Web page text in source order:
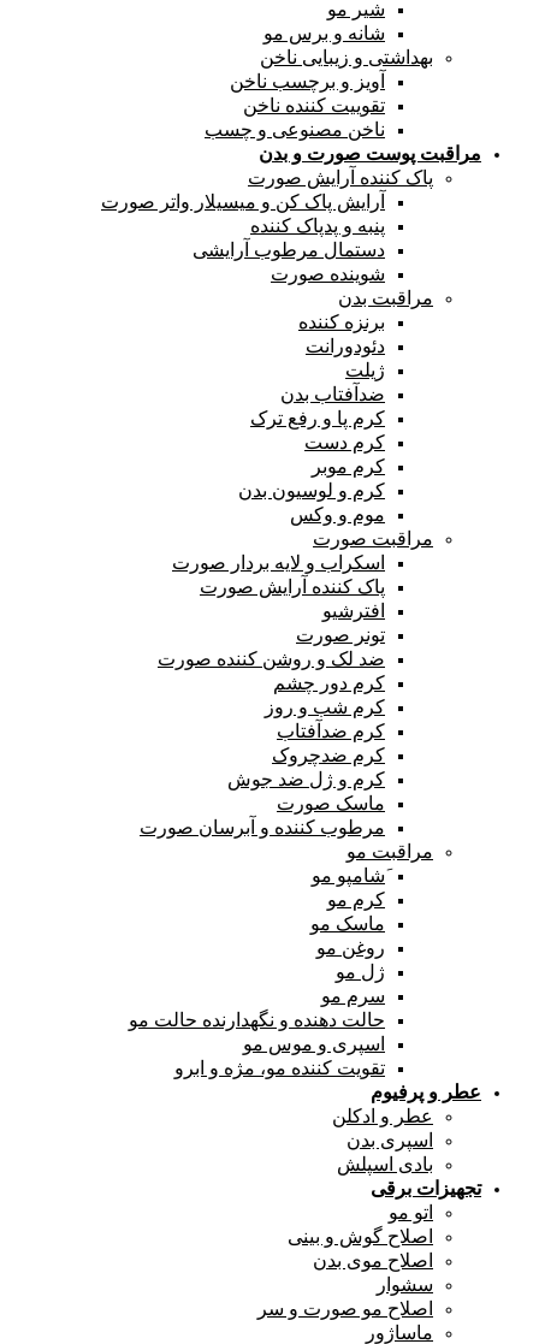
شیر مو
شانه و برس مو
بهداشتی و زیبایی ناخن
آویز و برچسب ناخن
تقوییت کننده ناخن
ناخن مصنوعی و چسب
مراقبت پوست صورت و بدن
پاک کننده آرایش صورت
آرایش پاک کن و میسیلار واتر صورت
پنبه و پدپاک کننده
دستمال مرطوب آرایشی
شوینده صورت
مراقبت بدن
برنزه کننده
دئودورانت
ژیلت
ضدآفتاب بدن
کرم پا و رفع ترک
کرم دست
کرم موبر
کرم و لوسیون بدن
موم و وکس
مراقبت صورت
اسکراب و لایه بردار صورت
پاک کننده آرایش صورت
افترشیو
تونر صورت
ضد لک و روشن کننده صورت
کرم دور چشم
کرم شب و روز
کرم ضدآفتاب
کرم ضدچروک
کرم و ژل ضد جوش
ماسک صورت
مرطوب کننده و آبرسان صورت
مراقبت مو
َشامپو مو
کرم مو
ماسک مو
روغن مو
ژل مو
سرم مو
حالت دهنده و نگهدارنده حالت مو
اسپری و موس مو
تقویت کننده مو، مژه و ابرو
عطر و پرفیوم
عطر و ادکلن
اسپری بدن
بادی اسپلش
تجهیزات برقی
اتو مو
اصلاح گوش و بینی
اصلاح موی بدن
سشوار
اصلاح مو صورت و سر
ماساژور